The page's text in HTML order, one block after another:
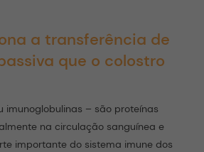
a transferência de
que o colostro
imunoglobulinas – são proteínas
na circulação sanguínea e
importante do sistema imune dos